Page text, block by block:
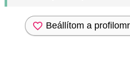
Beállítom a